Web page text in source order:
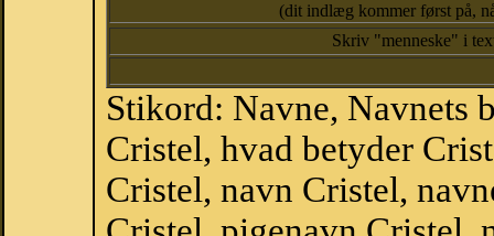
(dit indlæg kommer først på,
Skriv "menneske" i
Stikord: Navne, Navnets
Cristel, hvad betyder
Cristel, navn Cristel,